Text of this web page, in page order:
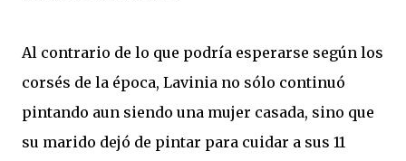
Al contrario de lo que podría esperarse según los
corsés de la época, Lavinia no sólo continuó
pintando aun siendo una mujer casada, sino que
su marido dejó de pintar para cuidar a sus 11